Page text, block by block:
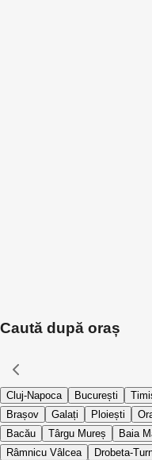
Caută după oraș
Cluj-Napoca București
Brașov
Galați Ploiești
Bacău
Târgu Mureș Baia
Râmnicu Vâlcea
Drobeta-